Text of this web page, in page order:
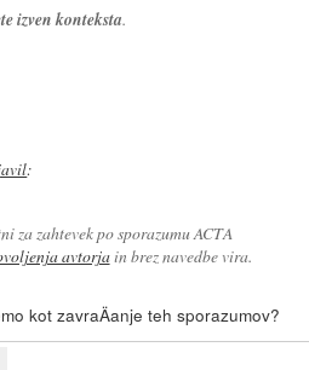
izven konteksta.
:
za zahtevek po sporazumu ACTA
avtorjain brez navedbe vira.
kot zavraÄanje teh sporazumov?